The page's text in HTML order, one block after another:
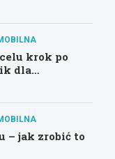
krok po
dla
– jak zrobić to